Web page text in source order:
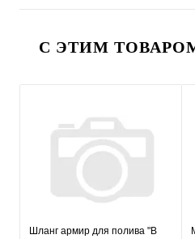
С ЭТИМ
Шланг армир для полива "В